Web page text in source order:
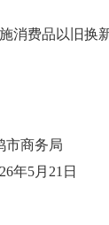
费品以旧换
局
日